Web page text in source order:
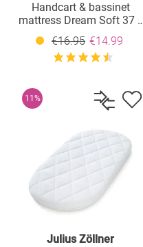
Handcart & bassinet
mattress Dream Soft 37 x
70 cm
€16.95 €14.99
11%
Julius Zöllner